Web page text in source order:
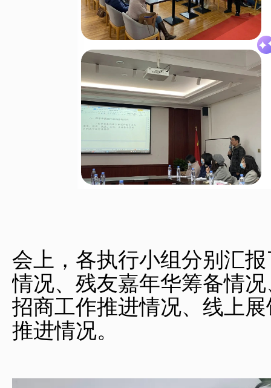
会上，各执行小组分别汇
情况、残友嘉年华筹备情
招商工作推进情况、线上
推进情况。